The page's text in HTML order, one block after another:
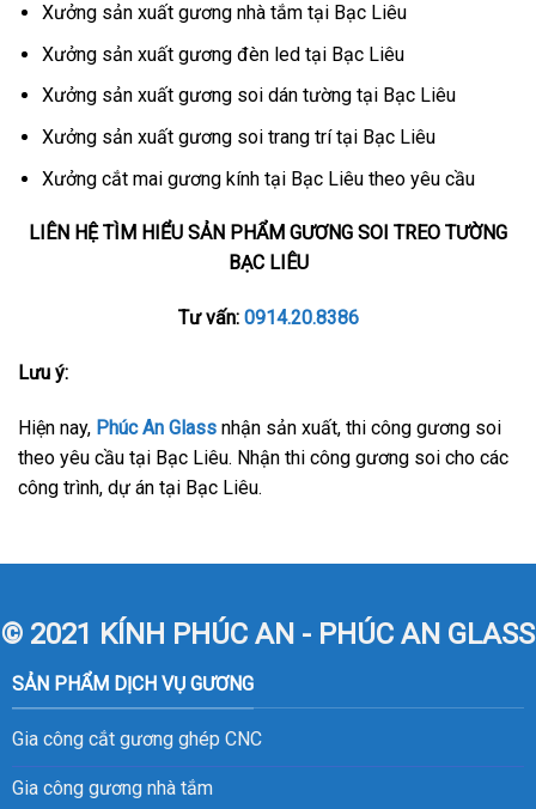
Xưởng sản xuất gương nhà tắm tại Bạc Liêu
Xưởng sản xuất gương đèn led tại Bạc Liêu
Xưởng sản xuất gương soi dán tường tại Bạc Liêu
Xưởng sản xuất gương soi trang trí tại Bạc Liêu
Xưởng cắt mai gương kính tại Bạc Liêu theo yêu cầu
LIÊN HỆ TÌM HIỂU SẢN PHẨM GƯƠNG SOI TREO TƯỜNG
BẠC LIÊU
Tư vấn: 0914.20.8386
Lưu ý:
Hiện nay, Phúc An Glass nhận sản xuất, thi công gương soi
theo yêu cầu tại Bạc Liêu. Nhận thi công gương soi cho các
công trình, dự án tại Bạc Liêu.
© 2021 KÍNH PHÚC AN - PHÚC AN GLASS
SẢN PHẨM DỊCH VỤ GƯƠNG
Gia công cắt gương ghép CNC
Gia công gương nhà tắm